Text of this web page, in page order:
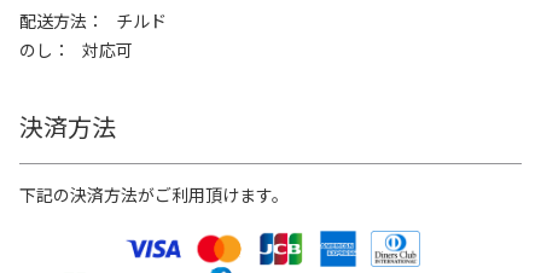
配送方法
チルド
のし
対応可
決済方法
下記の決済方法がご利用頂けます。